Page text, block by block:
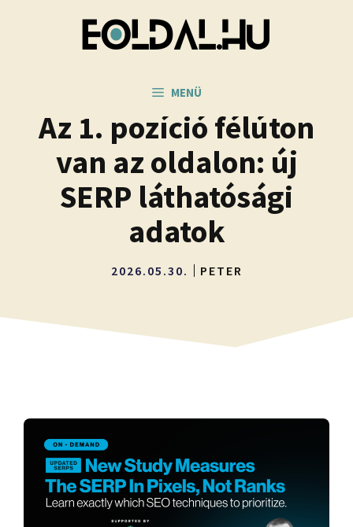
MENÜ
Az 1. pozíció félúton
van az oldalon: új
SERP láthatósági
adatok
2026.05.30. PETER